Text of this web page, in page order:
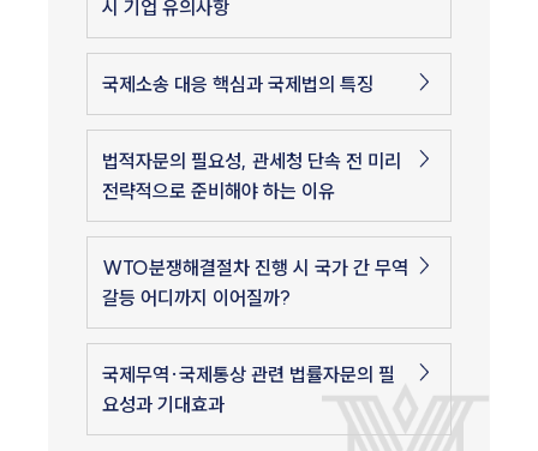
시 기업 유의사항
국제소송 대응 핵심과 국제법의 특징
법적자문의 필요성, 관세청 단속 전 미리
전략적으로 준비해야 하는 이유
WTO분쟁해결절차 진행 시 국가 간 무역
갈등 어디까지 이어질까?
국제무역·국제통상 관련 법률자문의 필
요성과 기대효과